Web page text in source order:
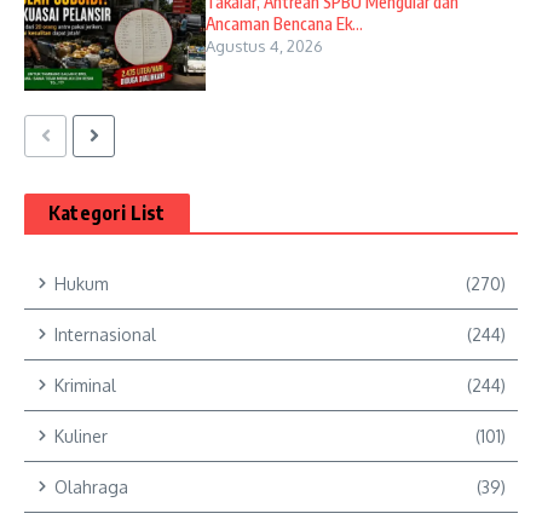
Ancaman Bencana Ek...
Agustus 4, 2026
Kategori List
Hukum (270)
Internasional (244)
Kriminal (244)
Kuliner (101)
Olahraga (39)